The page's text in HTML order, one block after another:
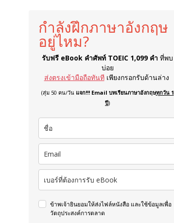
กำลังฝึกภาษาอังกฤษ
อยู่ไหม?
รับฟรี eBook คำศัพท์ TOEIC 1,099 คำ ที่พบ
บ่อย
ส่งตรงเข้ามือถือทันที เพียงกรอกรับด้านล่าง
(สุ่ม 50 คน/วัน แจก!!! Email บทเรียนภาษาอังกฤษทุกวัน 1
ปี)
ข้าพเจ้ายินยอมให้ส่งไฟล์หนังสือ และใช้ข้อมูลเพื่อ
วัตถุประสงค์การตลาด